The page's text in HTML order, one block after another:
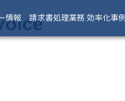
情報 請求書処理業務 効率化事例